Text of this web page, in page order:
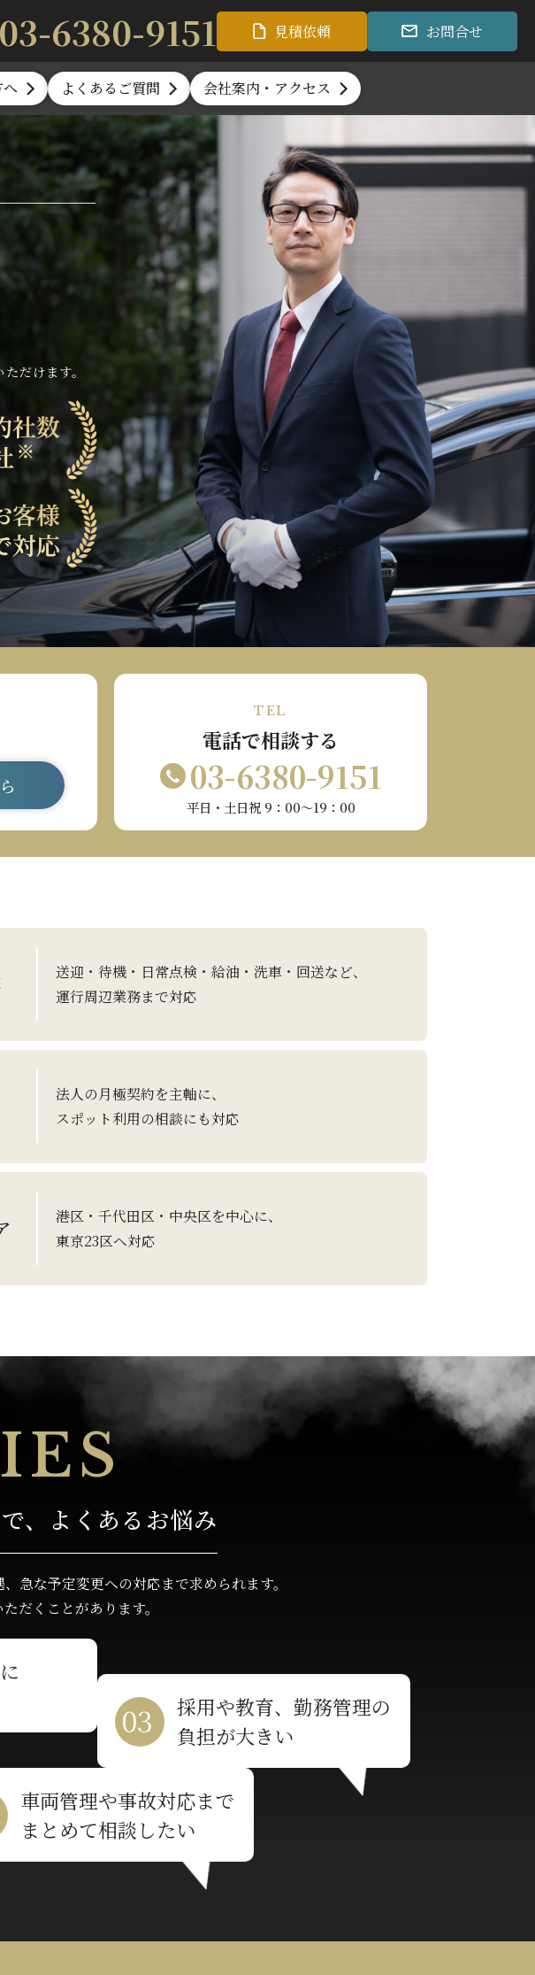
03-6380-9151 見積依頼 お問合せ
よくあるご質問 会社案内・アクセス
だけます。
TEL
電話で相談する
03-6380-9151
平日・土日祝 9：00～19：00
送迎・待機・日常点検・給油・洗車・回送など、
運行周辺業務まで対応
法人の月極契約を主軸に、
スポット利用の相談にも対応
港区・千代田区・中央区を中心に、
東京23区へ対応
、よくあるお悩み
急な予定変更への対応まで求められます。
だくことがあります。
採用や教育、勤務管理の
負担が大きい
車両管理や事故対応まで
まとめて相談したい